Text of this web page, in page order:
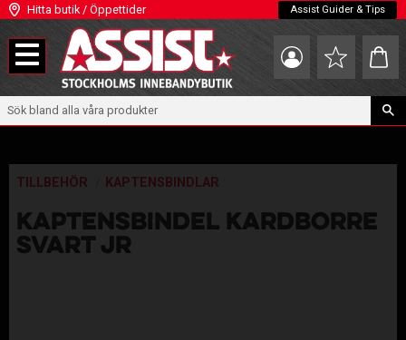
Meny
Hitta butik / Öppettider Assist Guider & Tips
Favoriter
TILLBEHÖR KAPTENSBINDLAR
KAPTENSBINDEL KARDBORRE
SVART JR